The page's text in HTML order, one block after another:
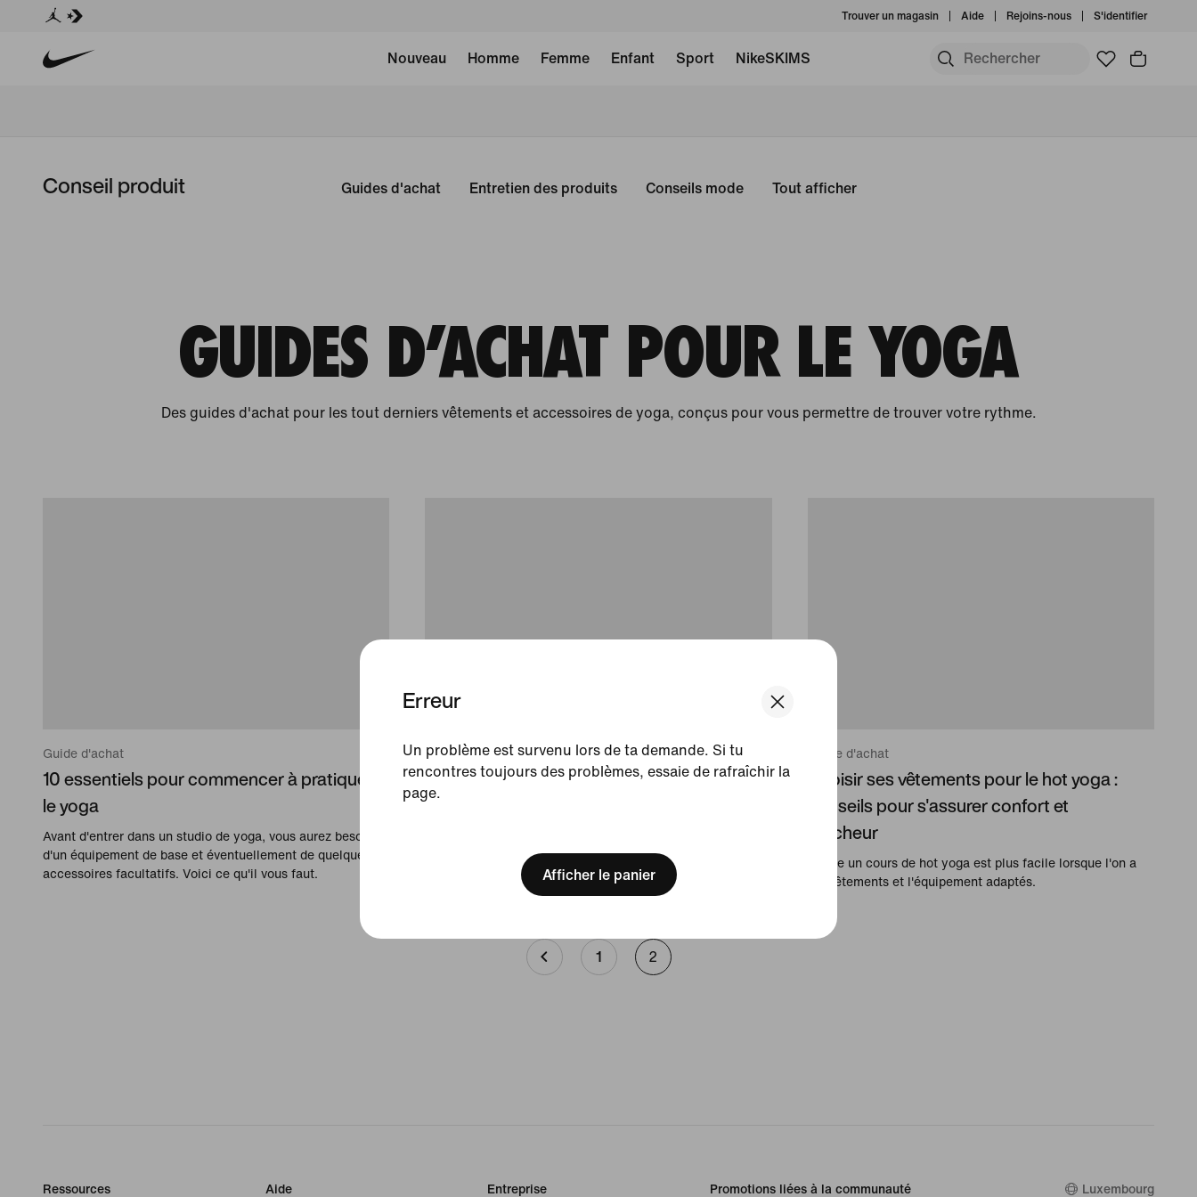
Erreur
Un problème est survenu lors de ta demande. Si tu
rencontres toujours des problèmes, essaie de rafraîchir la
page.
Afficher le panier
Trouver un magasin Aide Rejoins-nous S'identifier
Nouveau Homme Femme Enfant Sport NikeSKIMS
Conseil produit Guides d'achat Entretien des produits Conseils mode Tout afficher
GUIDES D'ACHAT POUR LE YOGA
Des guides d'achat pour les tout derniers vêtements et accessoires de yoga, conçus pour vous permettre de trouver votre rythme.
Guide d'achat
10 essentiels pour commencer à pratiquer
le yoga
Avant d'entrer dans un studio de yoga, vous aurez besoin
d'un équipement de base et éventuellement de quelques
accessoires facultatifs. Voici ce qu'il vous faut.
Guide d'achat
Comment trouver des vêtements de yoga
de maternité confortables
doivent offrir à la fois maintien et confort.
Guide d'achat
Choisir ses vêtements pour le hot yoga :
conseils pour s'assurer confort et
fraîcheur
Suivre un cours de hot yoga est plus facile lorsque l'on a
les vêtements et l'équipement adaptés.
1 2
Ressources Aide Entreprise Promotions liées à la communauté Luxembourg